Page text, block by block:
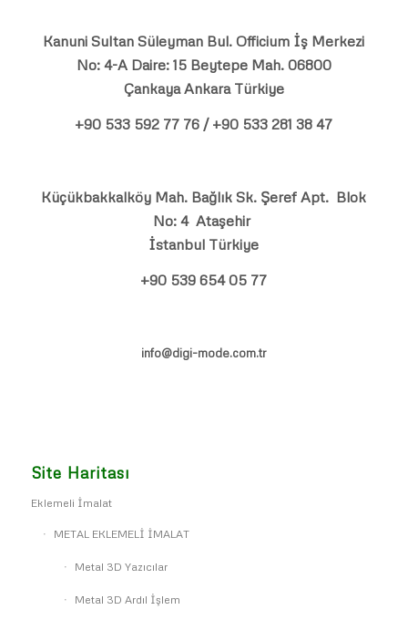
Kanuni Sultan Süleyman Bul. Officium İş Merkezi
No: 4-A Daire: 15 Beytepe Mah. 06800
Çankaya Ankara Türkiye
+90 533 592 77 76 / +90 533 281 38 47
Küçükbakkalköy Mah. Bağlık Sk. Şeref Apt. Blok
No: 4 Ataşehir
İstanbul Türkiye
+90 539 654 05 77
info@digi-mode.com.tr
Site Haritası
Eklemeli İmalat
METAL EKLEMELİ İMALAT
Metal 3D Yazıcılar
Metal 3D Ardıl İşlem